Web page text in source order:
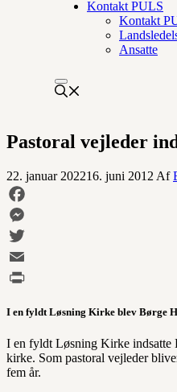
Kontakt PULS
Kontakt
Ansatte
Pastoral vejleder
22. januar 202216. juni 2012 Af
Facebook
Messenger
Twitter
Email
I en fyldt Løsning Kirke blev Børge
I en fyldt Løsning Kirke indsatte
kirke. Som pastoral vejleder
fem år.